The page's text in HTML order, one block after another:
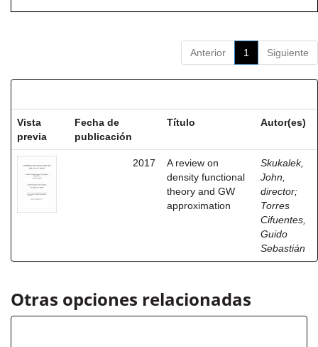
Anterior 1 Siguiente
Vista
previa
Fecha de
publicación
Título Autor(es)
2017
A review on
density functional
theory and GW
approximation
Skukalek,
John,
director;
Torres
Cifuentes,
Guido
Sebastián
Otras opciones relacionadas